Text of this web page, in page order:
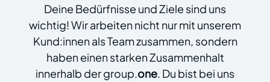
Deine Bedürfnisse und Ziele sind uns
wichtig! Wir arbeiten nicht nur mit unserem
Kund:innen als Team zusammen, sondern
haben einen starken Zusammenhalt
innerhalb der group.one. Du bist bei uns